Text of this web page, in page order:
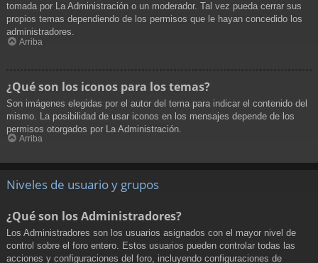
tomada por La Administración o un moderador. Tal vez pueda cerrar sus
propios temas dependiendo de los permisos que le hayan concedido los
administradores.
Arriba
¿Qué son los iconos para los temas?
Son imágenes elegidas por el autor del tema para indicar el contenido del
mismo. La posibilidad de usar iconos en los mensajes depende de los
permisos otorgados por La Administración.
Arriba
Niveles de usuario y grupos
¿Qué son los Administradores?
Los Administradores son los usuarios asignados con el mayor nivel de
control sobre el foro entero. Estos usuarios pueden controlar todas las
acciones y configuraciones del foro, incluyendo configuraciones de